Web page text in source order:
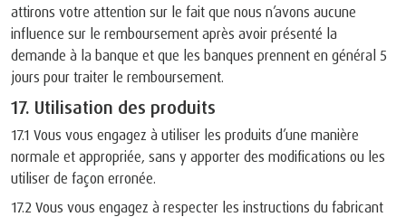
attirons votre attention sur le fait que nous n’avons aucune
influence sur le remboursement après avoir présenté la
demande à la banque et que les banques prennent en général 5
jours pour traiter le remboursement.
17. Utilisation des produits
17.1 Vous vous engagez à utiliser les produits d’une manière
normale et appropriée, sans y apporter des modifications ou les
utiliser de façon erronée.
17.2 Vous vous engagez à respecter les instructions du fabricant